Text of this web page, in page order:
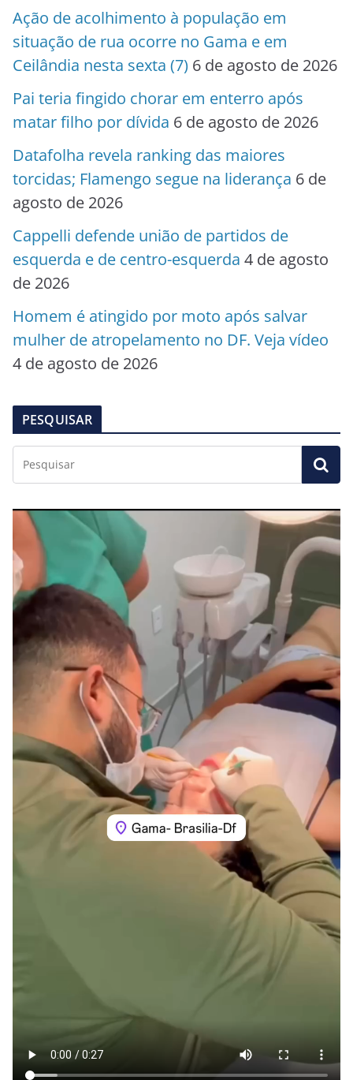
Ação de acolhimento à população em
situação de rua ocorre no Gama e em
Ceilândia nesta sexta (7) 6 de agosto de 2026
Pai teria fingido chorar em enterro após
matar filho por dívida 6 de agosto de 2026
Datafolha revela ranking das maiores
torcidas; Flamengo segue na liderança 6 de
agosto de 2026
Cappelli defende união de partidos de
esquerda e de centro-esquerda 4 de agosto
de 2026
Homem é atingido por moto após salvar
mulher de atropelamento no DF. Veja vídeo
4 de agosto de 2026
PESQUISAR